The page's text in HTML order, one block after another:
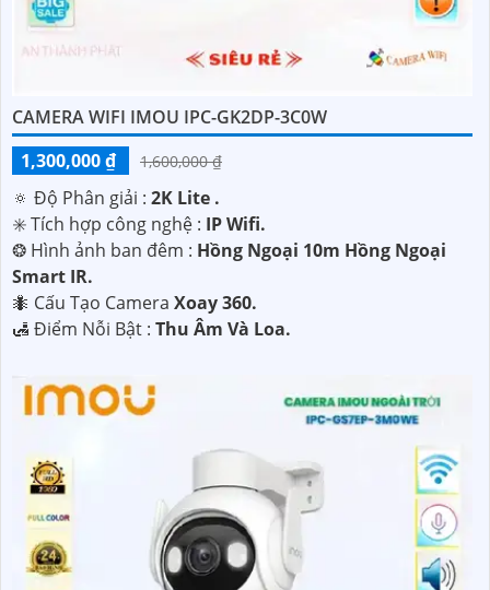
CAMERA WIFI IMOU IPC-GK2DP-3C0W
1,300,000 ₫
1,600,000 ₫
🔅 Độ Phân giải : 2K Lite .
✳️ Tích hợp công nghệ : IP Wifi.
❂ Hình ảnh ban đêm : Hồng Ngoại 10m Hồng Ngoại
Smart IR.
🐜 Cấu Tạo Camera Xoay 360.
️🛃 Điểm Nỗi Bật : Thu Âm Và Loa.